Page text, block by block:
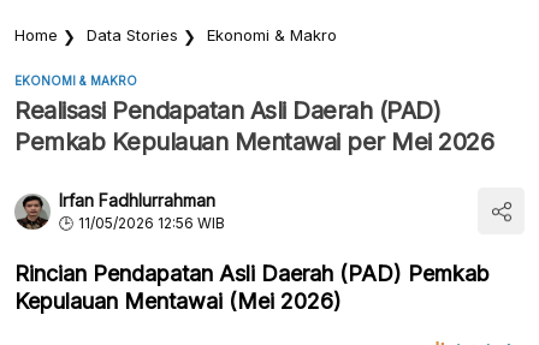
Home Data Stories Ekonomi & Makro
EKONOMI & MAKRO
Realisasi Pendapatan Asli Daerah (PAD)
Pemkab Kepulauan Mentawai per Mei 2026
Irfan Fadhlurrahman
11/05/2026 12:56 WIB
Rincian Pendapatan Asli Daerah (PAD) Pemkab
Kepulauan Mentawai (Mei 2026)